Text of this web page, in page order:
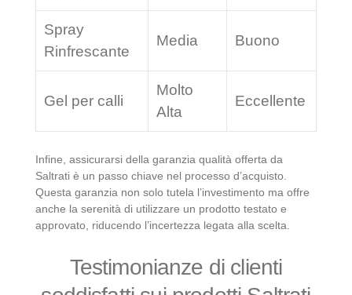
Spray
Rinfrescante
Media Buono
Gel per calli
Molto
Alta
Eccellente
Infine, assicurarsi della garanzia qualità offerta da
Saltrati è un passo chiave nel processo d’acquisto.
Questa garanzia non solo tutela l’investimento ma offre
anche la serenità di utilizzare un prodotto testato e
approvato, riducendo l’incertezza legata alla scelta.
Testimonianze di clienti